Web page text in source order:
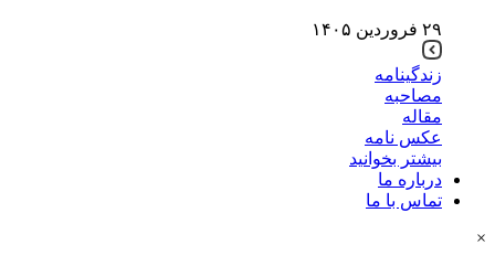
۲۹ فروردین ۱۴۰۵
زندگینامه
مصاحبه
مقاله
عکس نامه
بیشتر بخوانید
درباره ما
تماس با ما
×